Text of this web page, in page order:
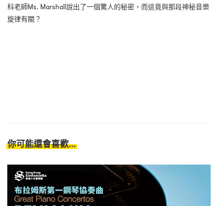
科老師Ms. Marshall說出了一個驚人的秘密，而這竟與那段神秘音樂
旋律有關？
你可能還會喜歡...